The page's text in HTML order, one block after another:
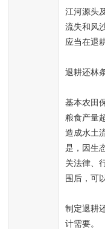
江河源头
流失和风
应当在退
退耕还林
基本农田
粮食产量
造成水土
是，因生
关法律、
围后，可
制定退耕
计需要。